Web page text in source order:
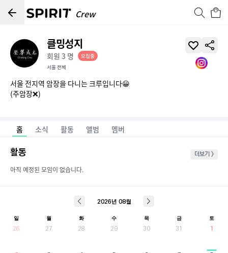
Crew
클밍성지
회원 3 명
모집중
서울 전체
서울 전지역 암장을 다니는 크루입니다😀
(주암장❌)
홈 소식 활동 앨범 멤버
활동 더보기 >
아직 예정된 모임이 없습니다.
2026년 08월
일 월 화 수 목 금 토
26 27 28 29 30 31 1